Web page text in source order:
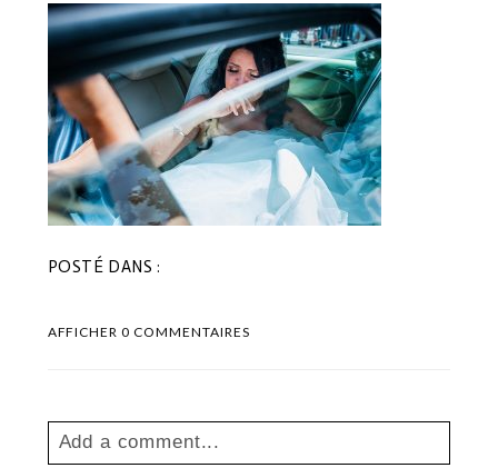
POSTÉ DANS :
AFFICHER0 COMMENTAIRES
Add a comment...